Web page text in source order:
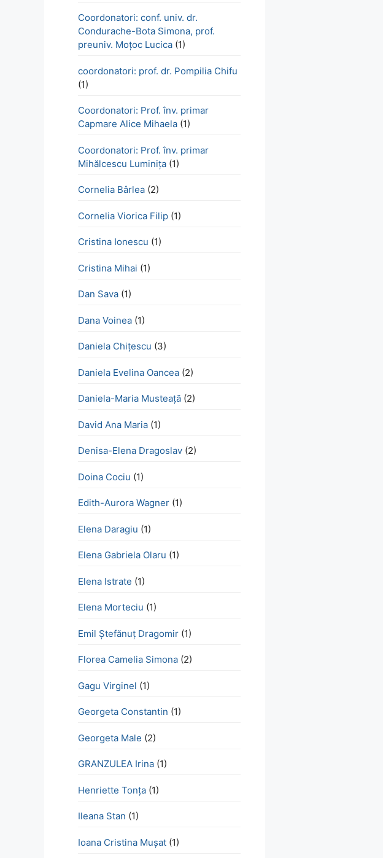
Coordonatori: conf. univ. dr.
Condurache-Bota Simona, prof.
preuniv. Moțoc Lucica (1)
coordonatori: prof. dr. Pompilia Chifu
(1)
Coordonatori: Prof. înv. primar
Capmare Alice Mihaela (1)
Coordonatori: Prof. înv. primar
Mihălcescu Luminița (1)
Cornelia Bârlea (2)
Cornelia Viorica Filip (1)
Cristina Ionescu (1)
Cristina Mihai (1)
Dan Sava (1)
Dana Voinea (1)
Daniela Chițescu (3)
Daniela Evelina Oancea (2)
Daniela-Maria Musteață (2)
David Ana Maria (1)
Denisa-Elena Dragoslav (2)
Doina Cociu (1)
Edith-Aurora Wagner (1)
Elena Daragiu (1)
Elena Gabriela Olaru (1)
Elena Istrate (1)
Elena Morteciu (1)
Emil Ștefănuț Dragomir (1)
Florea Camelia Simona (2)
Gagu Virginel (1)
Georgeta Constantin (1)
Georgeta Male (2)
GRANZULEA Irina (1)
Henriette Tonţa (1)
Ileana Stan (1)
Ioana Cristina Mușat (1)